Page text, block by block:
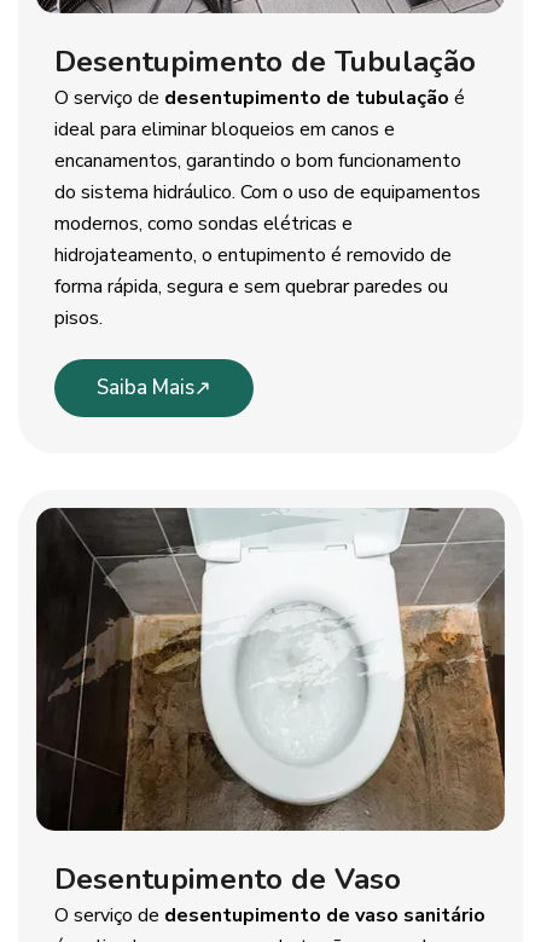
Desentupimento de Tubulação
O serviço de desentupimento de tubulação é
ideal para eliminar bloqueios em canos e
encanamentos, garantindo o bom funcionamento
do sistema hidráulico. Com o uso de equipamentos
modernos, como sondas elétricas e
hidrojateamento, o entupimento é removido de
forma rápida, segura e sem quebrar paredes ou
pisos.
Saiba Mais
Desentupimento de Vaso
O serviço de desentupimento de vaso sanitário